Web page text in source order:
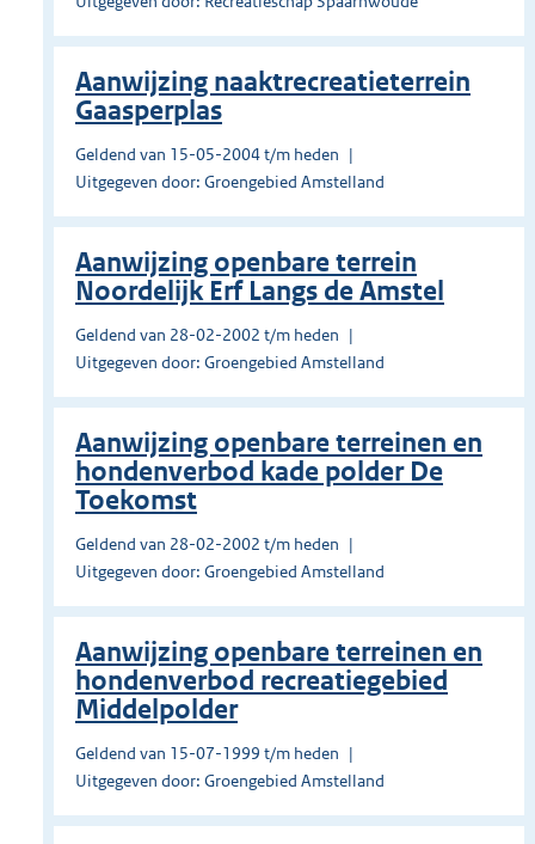
Aanwijzing naaktrecreatieterrein
Gaasperplas
Geldend van 15-05-2004 t/m heden
Uitgegeven door: Groengebied Amstelland
Aanwijzing openbare terrein
Noordelijk Erf Langs de Amstel
Geldend van 28-02-2002 t/m heden
Uitgegeven door: Groengebied Amstelland
Aanwijzing openbare terreinen en
hondenverbod kade polder De
Toekomst
Geldend van 28-02-2002 t/m heden
Uitgegeven door: Groengebied Amstelland
Aanwijzing openbare terreinen en
hondenverbod recreatiegebied
Middelpolder
Geldend van 15-07-1999 t/m heden
Uitgegeven door: Groengebied Amstelland